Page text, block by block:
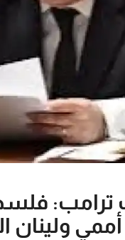
ترامب:
ولينان